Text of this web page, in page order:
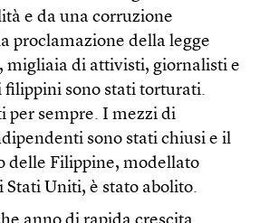
e da una corruzione
proclamazione della legge
migliaia di attivisti, giornalisti e
filippini sono stati torturati.
per sempre. I mezzi di
sono stati chiusi e il
delle Filippine, modellato
Stati Uniti, è stato abolito.